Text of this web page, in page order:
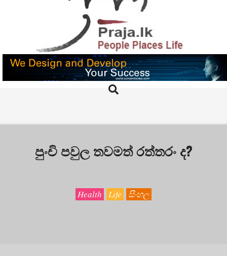
PRAJA.LK
Search
පුංචි පවුල තවමත් රත්තරං ද?
Health Life සිංහල